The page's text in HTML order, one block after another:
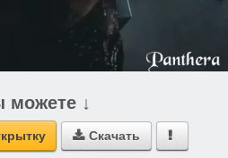
можете ↓
 Скачать 